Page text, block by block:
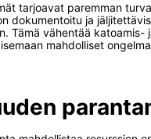
tarjoavat paremman
dokumentoitu ja
Tämä vähentää katoamis-
mahdolliset